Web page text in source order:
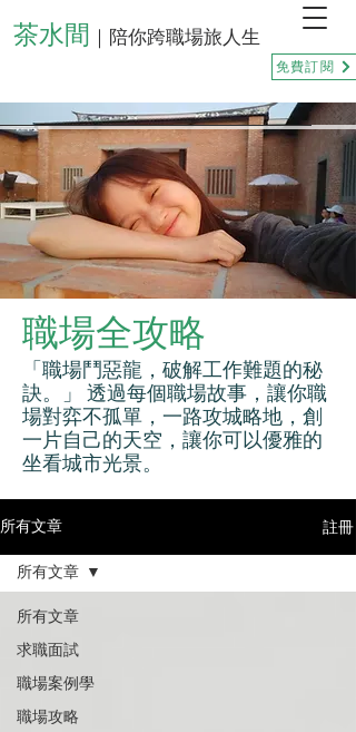
茶水間 ｜陪你跨職場旅人生
免費訂閱
職場全攻略
「職場鬥惡龍，破解工作難題的秘
訣。」 透過每個職場故事，讓你職
場對弈不孤單，一路攻城略地，創
一片自己的天空，讓你可以優雅的
坐看城市光景。
所有文章 註冊
所有文章
求職面試
職場案例學
職場攻略
所有文章